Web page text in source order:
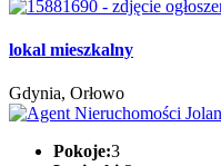
lokal mieszkalny
Gdynia, Orłowo
Pokoje:3